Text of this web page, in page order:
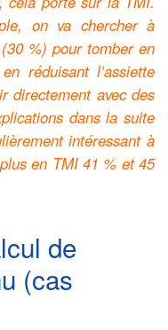
on va chercher à
%) pour tomber en
réduisant l’assiette
directement avec des
dans la suite
intéressant à
en TMI 41 % et 45
de
(cas